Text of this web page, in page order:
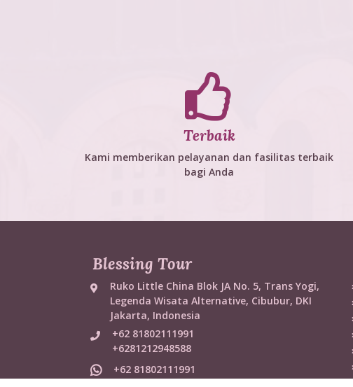
Terbaik
Kami memberikan pelayanan dan fasilitas terbaik
bagi Anda
Blessing Tour
Ruko Little China Blok JA No. 5, Trans Yogi,
Legenda Wisata Alternative, Cibubur, DKI
Jakarta, Indonesia
+62 81802111991
+6281212948588
+62 81802111991